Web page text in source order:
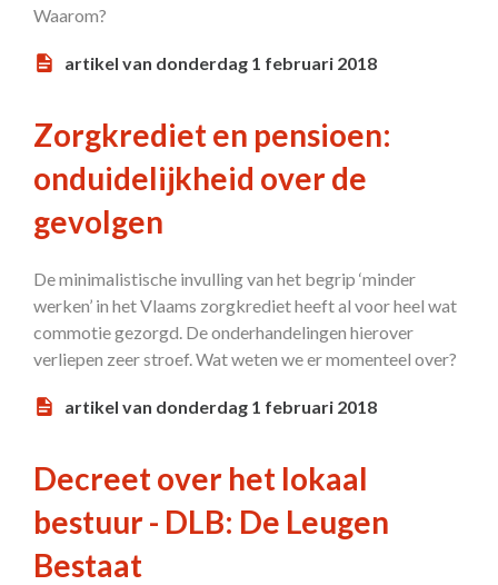
Waarom?
artikel van donderdag 1 februari 2018
Zorgkrediet en pensioen:
onduidelijkheid over de
gevolgen
De minimalistische invulling van het begrip ‘minder
werken’ in het Vlaams zorgkrediet heeft al voor heel wat
commotie gezorgd. De onderhandelingen hierover
verliepen zeer stroef. Wat weten we er momenteel over?
artikel van donderdag 1 februari 2018
Decreet over het lokaal
bestuur - DLB: De Leugen
Bestaat